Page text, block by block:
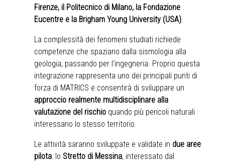
Firenze, il Politecnico di Milano, la Fondazione
Eucentre e la Brigham Young University (USA).
La complessità dei fenomeni studiati richiede
competenze che spaziano dalla sismologia alla
geologia, passando per l'ingegneria. Proprio questa
integrazione rappresenta uno dei principali punti di
forza di MATRICS e consentirà di sviluppare un
approccio realmente multidisciplinare alla
valutazione del rischio quando più pericoli naturali
interessano lo stesso territorio.
Le attività saranno sviluppate e validate in due aree
pilota: lo Stretto di Messina, interessato dal